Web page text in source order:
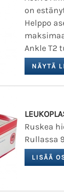
on
Helppo
Ankle T2
Ruskea
Rullassa